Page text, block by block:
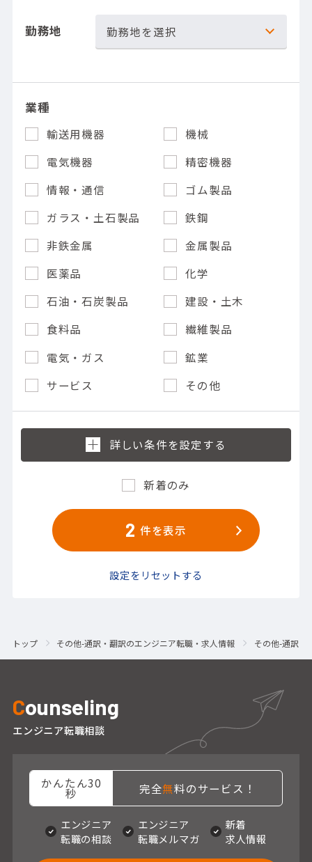
勤務地 勤務地を選択
業種
輸送用機器
機械
電気機器
精密機器
情報・通信
ゴム製品
ガラス・土石製品
鉄鋼
非鉄金属
金属製品
医薬品
化学
石油・石炭製品
建設・土木
食料品
繊維製品
電気・ガス
鉱業
サービス
その他
新着のみ
2 件を表示
設定をリセットする
トップ その他-通訳・翻訳のエンジニア転職・求人情報 その他-通訳・
Counseling
エンジニア転職相談
かんたん30
秒 完全無料のサービス！
エンジニア
転職の相談
エンジニア
転職メルマガ
新着
求人情報